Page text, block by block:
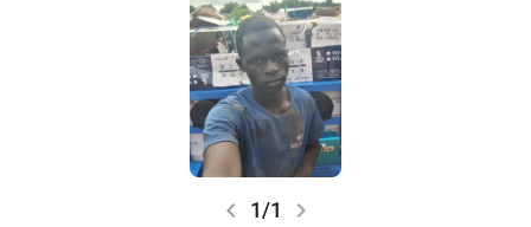
chevron_left 1/1 chevron_right